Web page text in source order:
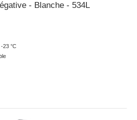
- Blanche - 534L
23 °C